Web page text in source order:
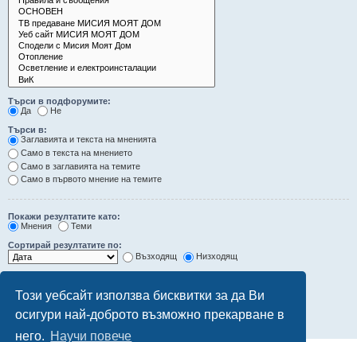
Този уебсайт използва бисквитки за да Ви
осигури най-доброто възможно прекарване в
него. Научи повече
Търси в подфорумите:
Да
Не
Търси в:
Заглавията и текста на мненията
Само в текста на мнението
Само в заглавията на темите
Само в първото мнение на темите
Покажи резултатите като:
Мнения
Теми
Сортирай резултатите по:
Възходящ
Низходящ
Покажи първите:
символа от мненията